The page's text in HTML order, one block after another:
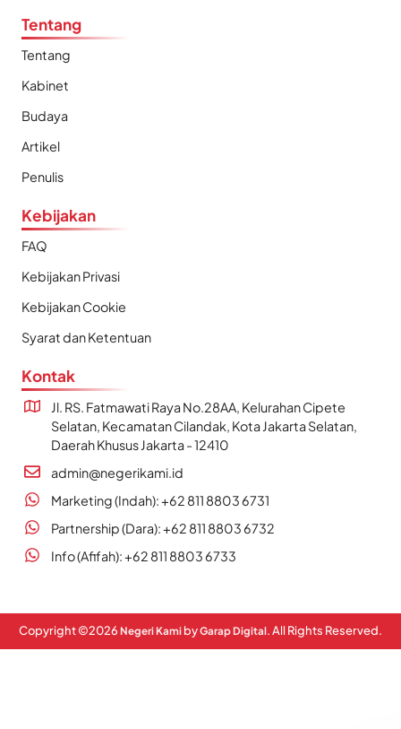
Tentang
Tentang
Kabinet
Budaya
Artikel
Penulis
Kebijakan
FAQ
Kebijakan Privasi
Kebijakan Cookie
Syarat dan Ketentuan
Kontak
Jl. RS. Fatmawati Raya No.28AA, Kelurahan Cipete
Selatan, Kecamatan Cilandak, Kota Jakarta Selatan,
Daerah Khusus Jakarta - 12410
admin@negerikami.id
Marketing (Indah): +62 811 8803 6731
Partnership (Dara): +62 811 8803 6732
Info (Afifah): +62 811 8803 6733
Copyright ©2026 Negeri Kami byGarap Digital. All Rights Reserved.